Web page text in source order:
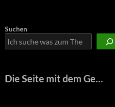
Suchen
Die Seite mit dem Ge…